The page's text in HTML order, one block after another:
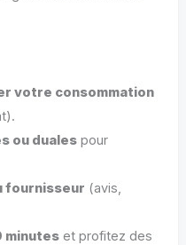
votre consommation
ou duales pour
fournisseur (avis,
minutes et profitez des